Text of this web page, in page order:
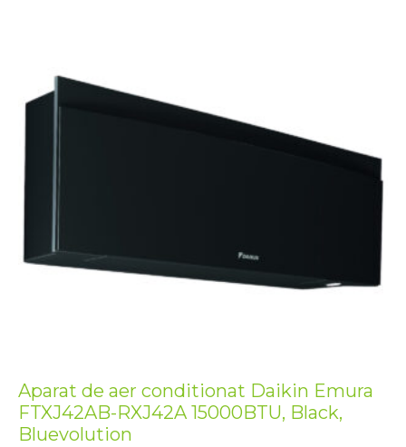
Aparat de aer conditionat Daikin Emura
FTXJ42AB-RXJ42A 15000BTU, Black,
Bluevolution